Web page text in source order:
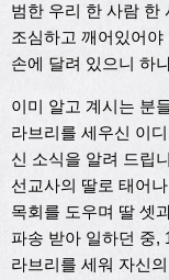
범한 우리 한 사람 한
조심하고 깨어있어
손에 달려 있으니 하
이미 알고 계시는 분
라브리를 세우신 이
신 소식을 알려 드립
선교사의 딸로 태어
목회를 도우며 딸 셋
파송 받아 일하던 중,
라브리를 세워 자신